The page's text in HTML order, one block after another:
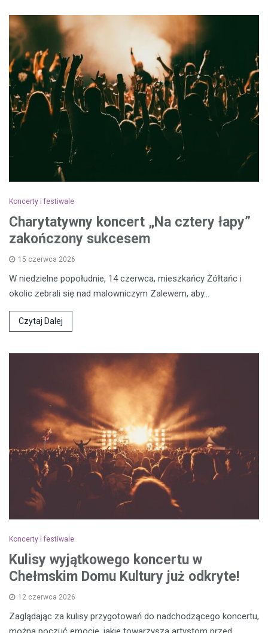
Koncerty i festiwale
Charytatywny koncert „Na cztery łapy”
zakończony sukcesem
15 czerwca 2026
W niedzielne popołudnie, 14 czerwca, mieszkańcy Żółtańc i
okolic zebrali się nad malowniczym Zalewem, aby…
Czytaj Dalej
Koncerty i festiwale
Kulisy wyjątkowego koncertu w
Chełmskim Domu Kultury już odkryte!
12 czerwca 2026
Zaglądając za kulisy przygotowań do nadchodzącego koncertu,